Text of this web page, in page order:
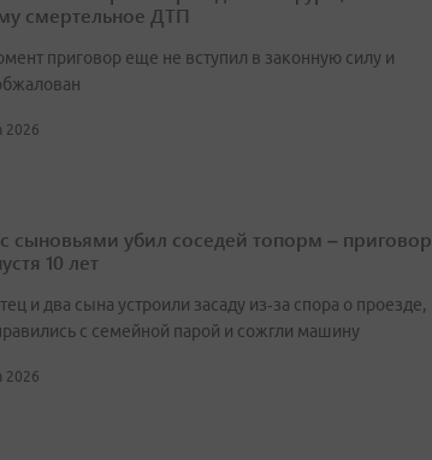
смертельное ДТП
приговор еще не вступил в законную силу и
2026
сыновьями убил соседей топорм – приговор
10 лет
и два сына устроили засаду из‑за спора о проезде,
с семейной парой и сожгли машину
2026